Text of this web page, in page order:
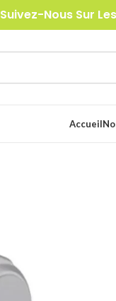
Suivez-Nous Sur
Accueil